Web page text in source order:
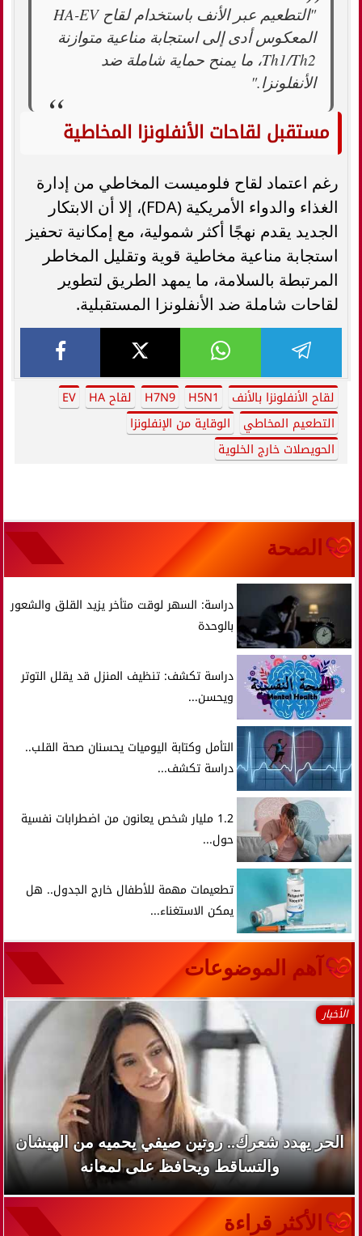
"التطعيم عبر الأنف باستخدام لقاح HA-EV
المعكوس أدى إلى استجابة مناعية متوازنة
Th1/Th2، ما يمنح حماية شاملة ضد
الأنفلونزا."
مستقبل لقاحات الأنفلونزا المخاطية
رغم اعتماد لقاح فلوميست المخاطي من إدارة
الغذاء والدواء الأمريكية (FDA)، إلا أن الابتكار
الجديد يقدم نهجًا أكثر شمولية، مع إمكانية تحفيز
استجابة مناعية مخاطية قوية وتقليل المخاطر
المرتبطة بالسلامة، ما يمهد الطريق لتطوير
لقاحات شاملة ضد الأنفلونزا المستقبلية.
لقاح الأنفلونزا بالأنف H5N1
H7N9 لقاح HA
EV
التطعيم المخاطي
الوقاية من الإنفلونزا
الحويصلات خارج الخلوية
الصحة
دراسة: السهر لوقت متأخر يزيد القلق والشعور
بالوحدة
دراسة تكشف: تنظيف المنزل قد يقلل التوتر
ويحسن...
التأمل وكتابة اليوميات يحسنان صحة القلب..
دراسة تكشف...
1.2 مليار شخص يعانون من اضطرابات نفسية
حول...
تطعيمات مهمة للأطفال خارج الجدول.. هل
يمكن الاستغناء...
آهم الموضوعات
الأخبار
الحر يهدد شعرك.. روتين صيفي يحميه من الهيشان
والتساقط ويحافظ على لمعانه
الأكثر قراءة